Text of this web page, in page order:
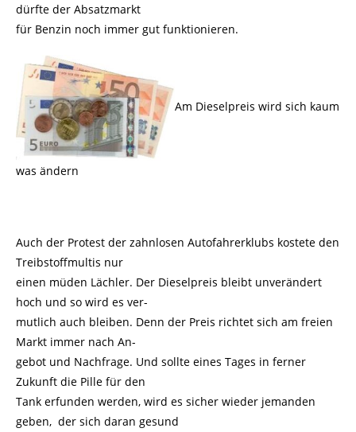
dürfte der Absatzmarkt
für Benzin noch immer gut funktionieren.
Am Dieselpreis wird sich kaum
was ändern
Auch der Protest der zahnlosen Autofahrerklubs kostete den
Treibstoffmultis nur
einen müden Lächler. Der Dieselpreis bleibt unverändert
hoch und so wird es ver-
mutlich auch bleiben. Denn der Preis richtet sich am freien
Markt immer nach An-
gebot und Nachfrage. Und sollte eines Tages in ferner
Zukunft die Pille für den
Tank erfunden werden, wird es sicher wieder jemanden
geben, der sich daran gesund